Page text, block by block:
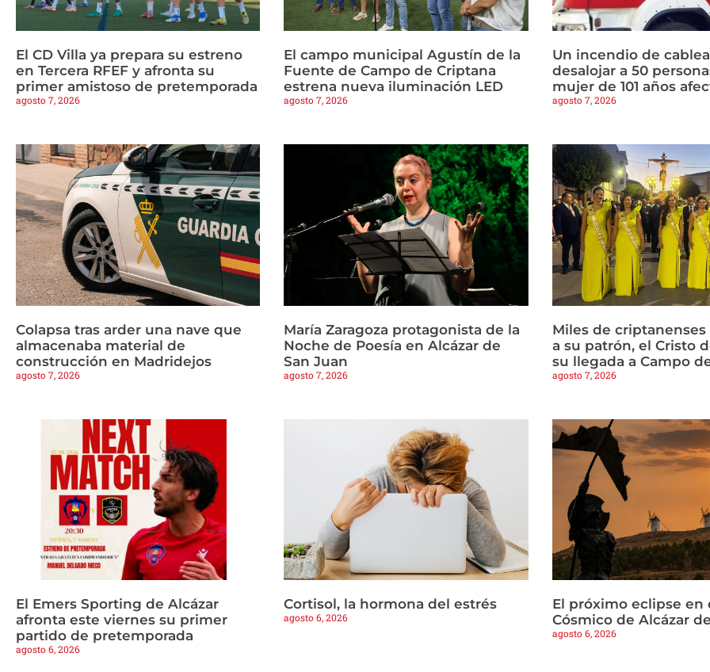
El CD Villa ya prepara su estreno
en Tercera RFEF y afronta su
primer amistoso de pretemporada
agosto 7, 2026
El campo municipal Agustín de la
Fuente de Campo de Criptana
estrena nueva iluminación LED
agosto 7, 2026
Un incendio de
desalojar a 50
mujer de 101 años
agosto 7, 2026
Colapsa tras arder una nave que
almacenaba material de
construcción en Madridejos
agosto 7, 2026
María Zaragoza protagonista de la
Noche de Poesía en Alcázar de
San Juan
agosto 7, 2026
Miles de
a su patrón, el Cristo
su llegada a Campo
agosto 7, 2026
El Emers Sporting de Alcázar
afronta este viernes su primer
partido de pretemporada
agosto 6, 2026
Cortisol, la hormona del estrés
agosto 6, 2026
El próximo eclipse en
Cósmico de Alcázar
agosto 6, 2026